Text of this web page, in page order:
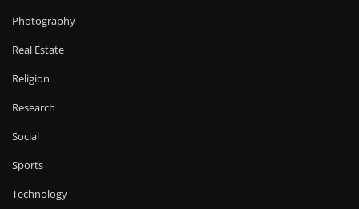
Photography
Real Estate
Religion
Research
Social
Sports
Technology